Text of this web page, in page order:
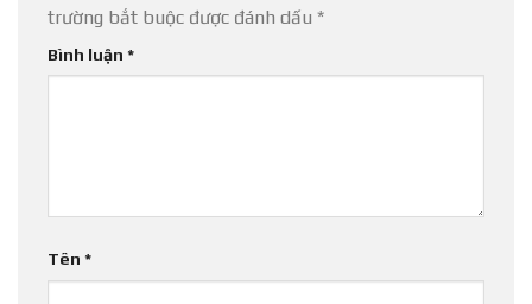
trường bắt buộc được đánh dấu *
Bình luận *
Tên *